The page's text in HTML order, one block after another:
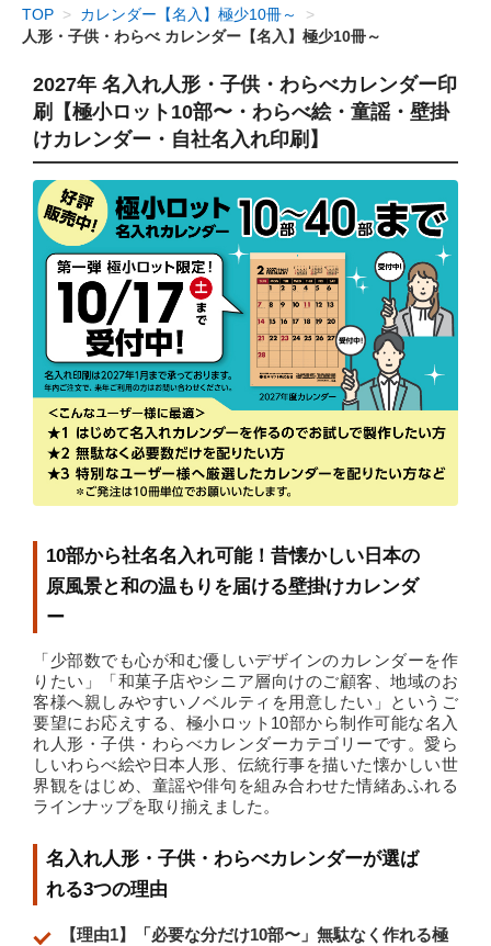
TOP > カレンダー【名入】極少10冊～
>
人形・子供・わらべ カレンダー【名入】極少10冊～
2027年 名入れ人形・子供・わらべカレンダー印
刷【極小ロット10部〜・わらべ絵・童謡・壁掛
けカレンダー・自社名入れ印刷】
10部から社名名入れ可能！昔懐かしい日本の
原風景と和の温もりを届ける壁掛けカレンダ
ー
「少部数でも心が和む優しいデザインのカレンダーを作
りたい」「和菓子店やシニア層向けのご顧客、地域のお
客様へ親しみやすいノベルティを用意したい」というご
要望にお応えする、極小ロット10部から制作可能な名入
れ人形・子供・わらべカレンダーカテゴリーです。愛ら
しいわらべ絵や日本人形、伝統行事を描いた懐かしい世
界観をはじめ、童謡や俳句を組み合わせた情緒あふれる
ラインナップを取り揃えました。
名入れ人形・子供・わらべカレンダーが選ば
れる3つの理由
【理由1】「必要な分だけ10部〜」無駄なく作れる極